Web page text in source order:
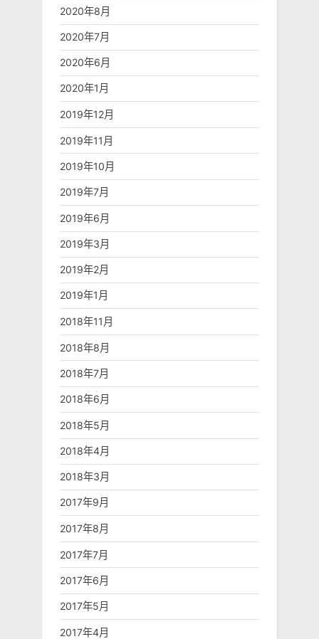
2020年8月
2020年7月
2020年6月
2020年1月
2019年12月
2019年11月
2019年10月
2019年7月
2019年6月
2019年3月
2019年2月
2019年1月
2018年11月
2018年8月
2018年7月
2018年6月
2018年5月
2018年4月
2018年3月
2017年9月
2017年8月
2017年7月
2017年6月
2017年5月
2017年4月